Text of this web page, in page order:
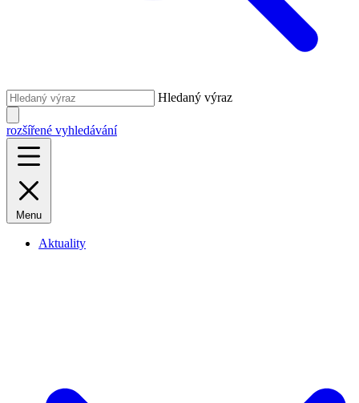
Hledaný výraz
rozšířené vyhledávání
Menu
Aktuality